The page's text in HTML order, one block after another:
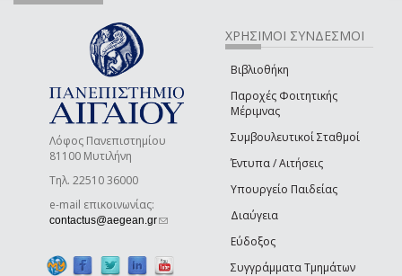
Λόφος Πανεπιστημίου
81100 Μυτιλήνη
Τηλ. 22510 36000
e-mail επικοινωνίας:
contactus@aegean.gr(link sends e-mail)
ΧΡΗΣΙΜΟΙ ΣΥΝΔΕΣΜΟΙ
Βιβλιοθήκη
Παροχές Φοιτητικής
Μέριμνας
Συμβουλευτικοί Σταθμοί
Έντυπα / Αιτήσεις
Υπουργείο Παιδείας
Διαύγεια
Εύδοξος
Συγγράμματα Τμημάτων